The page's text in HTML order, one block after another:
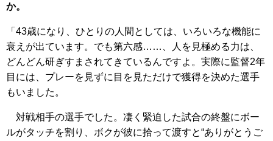
か。
「43歳になり、ひとりの人間としては、いろいろな機能に
衰えが出ています。でも第六感……、人を見極める力は、
どんどん研ぎすまされてきているんですよ。実際に監督2年
目には、プレーを見ずに目を見ただけで獲得を決めた選手
もいました。
対戦相手の選手でした。凄く緊迫した試合の終盤にボー
ルがタッチを割り、ボクが彼に拾って渡すと“ありがとうご